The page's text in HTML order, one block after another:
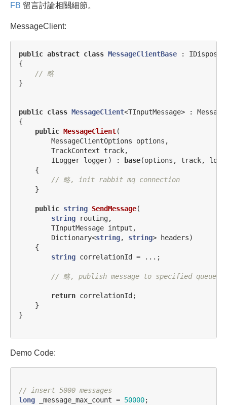
FB 留言討論相關細節。
MessageClient:
public abstract class MessageClientBase :
{
// 略
}
public class MessageClient<TInputMessage> :
{
public MessageClient(
MessageClientOptions
options ,
TrackContext
track,
ILogger logger) : base(options , track,
{
// 略, init rabbit mq connection
}
public string SendMessage(
string
routing,
TInputMessage intput ,
Dictionary<string, string> headers)
{
string correlationId = ...;
// 略, publish message to specified queue
return correlationId ;
}
}
Demo Code:
// insert 5000 messages
long
_message_max_count = 50000;